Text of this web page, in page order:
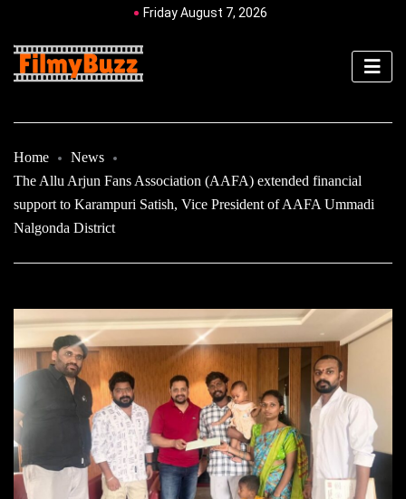
Friday August 7, 2026
Home
News
The Allu Arjun Fans Association (AAFA) extended financial
support to Karampuri Satish, Vice President of AAFA Ummadi
Nalgonda District